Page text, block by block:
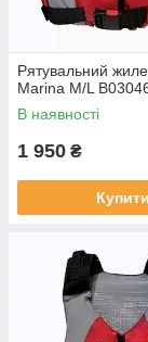
Рятувальний
Marina M/L
В наявності
1 950 ₴
Купити